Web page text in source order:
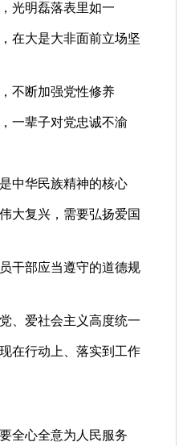
明磊落表里如一
大是大非面前立场坚
断加强党性修养
辈子对党忠诚不渝
华民族精神的核心
复兴，需要弘扬爱国
部应当遵守的道德规
爱社会主义高度统一
行动上、落实到工作
心全意为人民服务